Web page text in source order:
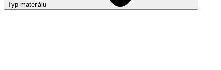
Typ materiálu